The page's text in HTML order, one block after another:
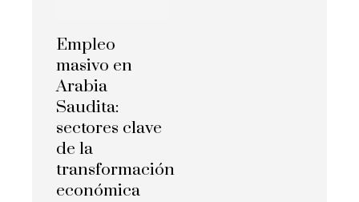
Empleo
masivo en
Arabia
Saudita:
sectores clave
de la
transformación
económica